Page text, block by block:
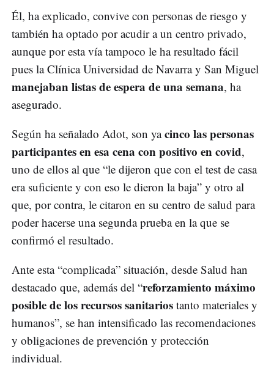
Él, ha explicado, convive con personas de riesgo y
también ha optado por acudir a un centro privado,
aunque por esta vía tampoco le ha resultado fácil
pues la Clínica Universidad de Navarra y San Miguel
manejaban listas de espera de una semana, ha
asegurado.
Según ha señalado Adot, son yacinco las personas
participantes en esa cena con positivo en covid,
uno de ellos al que “le dijeron que con el test de casa
era suficiente y con eso le dieron la baja” y otro al
que, por contra, le citaron en su centro de salud para
poder hacerse una segunda prueba en la que se
confirmó el resultado.
Ante esta “complicada” situación, desde Salud han
destacado que, además del “reforzamiento máximo
posible de los recursos sanitarios tanto materiales y
humanos”, se han intensificado las recomendaciones
y obligaciones de prevención y protección
individual.